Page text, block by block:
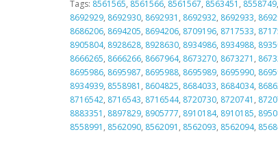
Tags: 8561565, 8561566, 8561567, 8563451 , 8558749,
8692929, 8692930, 8692931 , 8692932, 8692933,
8686206, 8694205, 8694206, 8709196, 8717533,
8905804, 8928628, 8928630, 8934986, 8934988,
8666265, 8666266, 8667964, 8673270, 8673271 ,
8695986, 8695987, 8695988, 8695989, 8695990,
8934939, 8558981 , 8604825, 8684033, 8684034,
8716542, 8716543, 8716544, 8720730, 8720741 ,
8883351 , 8897829, 8905777, 8910184, 8910185,
8558991 , 8562090, 8562091 , 8562093, 8562094,